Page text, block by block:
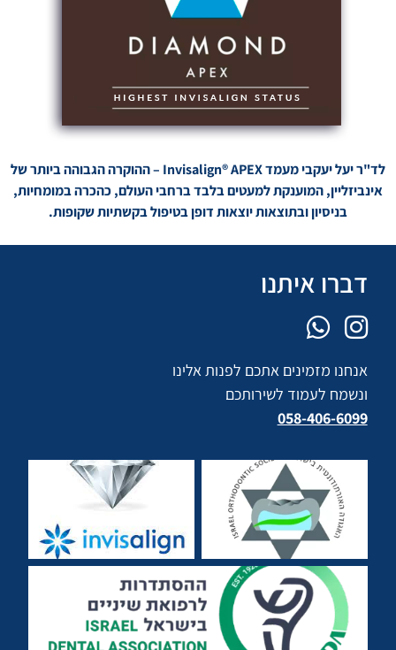
לד"ר יעל יעקבי מעמד Invisalign® APEX – ההוקרה הגבוהה ביותר של
אינביזליין, המוענקת למעטים בלבד ברחבי העולם, כהכרה במומחיות,
בניסיון ובתוצאות יוצאות דופן בטיפול בקשתיות שקופות.
דברו איתנו
אנחנו מזמינים אתכם לפנות אלינו
ונשמח לעמוד לשירותכם
058-406-6099